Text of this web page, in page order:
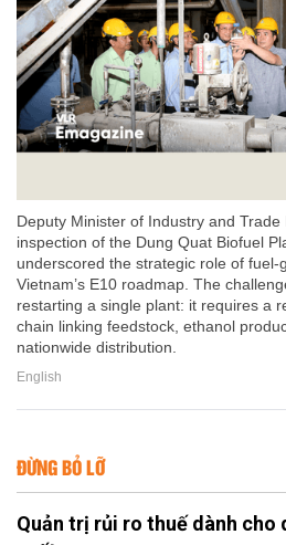
Deputy Minister of Industry and Trade
inspection of the Dung Quat Biofuel
underscored the strategic role of fuel-
Vietnam’s E10 roadmap. The
restarting a single plant: it requires a
chain linking feedstock, ethanol
nationwide distribution.
English
ĐỪNG BỎ LỠ
Quản trị rủi ro thuế dành cho